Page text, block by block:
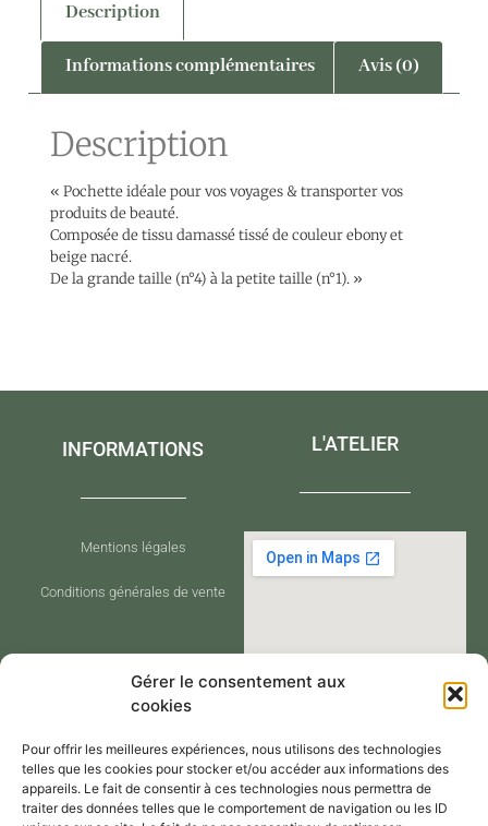
Gérer le consentement aux
cookies
Pour offrir les meilleures expériences, nous utilisons des technologies
telles que les cookies pour stocker et/ou accéder aux informations des
appareils. Le fait de consentir à ces technologies nous permettra de
traiter des données telles que le comportement de navigation ou les ID
Description
Informations complémentaires Avis (0)
Description
« Pochette idéale pour vos voyages & transporter vos
produits de beauté.
Composée de tissu damassé tissé de couleur ebony et
beige nacré.
De la grande taille (n°4) à la petite taille (n°1). »
INFORMATIONS
Mentions légales
Conditions générales de vente
L'ATELIER
CONTACT